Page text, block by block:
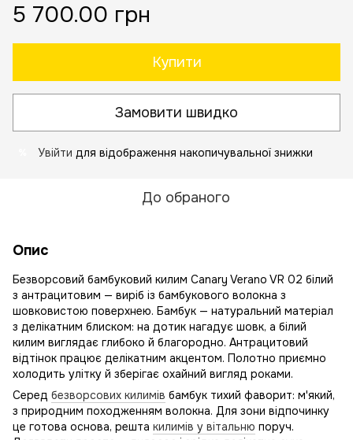
5 700.00 грн
Купити
Замовити швидко
Увійти для відображення накопичувальної знижки
До обраного
Опис
Безворсовий бамбуковий килим Canary Verano VR 02 білий
з антрацитовим — виріб із бамбукового волокна з
шовковистою поверхнею. Бамбук — натуральний матеріал
з делікатним блиском: на дотик нагадує шовк, а білий
килим виглядає глибоко й благородно. Антрацитовий
відтінок працює делікатним акцентом. Полотно приємно
холодить улітку й зберігає охайний вигляд роками.
Серед безворсових килимів бамбук тихий фаворит: м'який,
з природним походженням волокна. Для зони відпочинку
це готова основа, решта килимів у вітальню поруч.